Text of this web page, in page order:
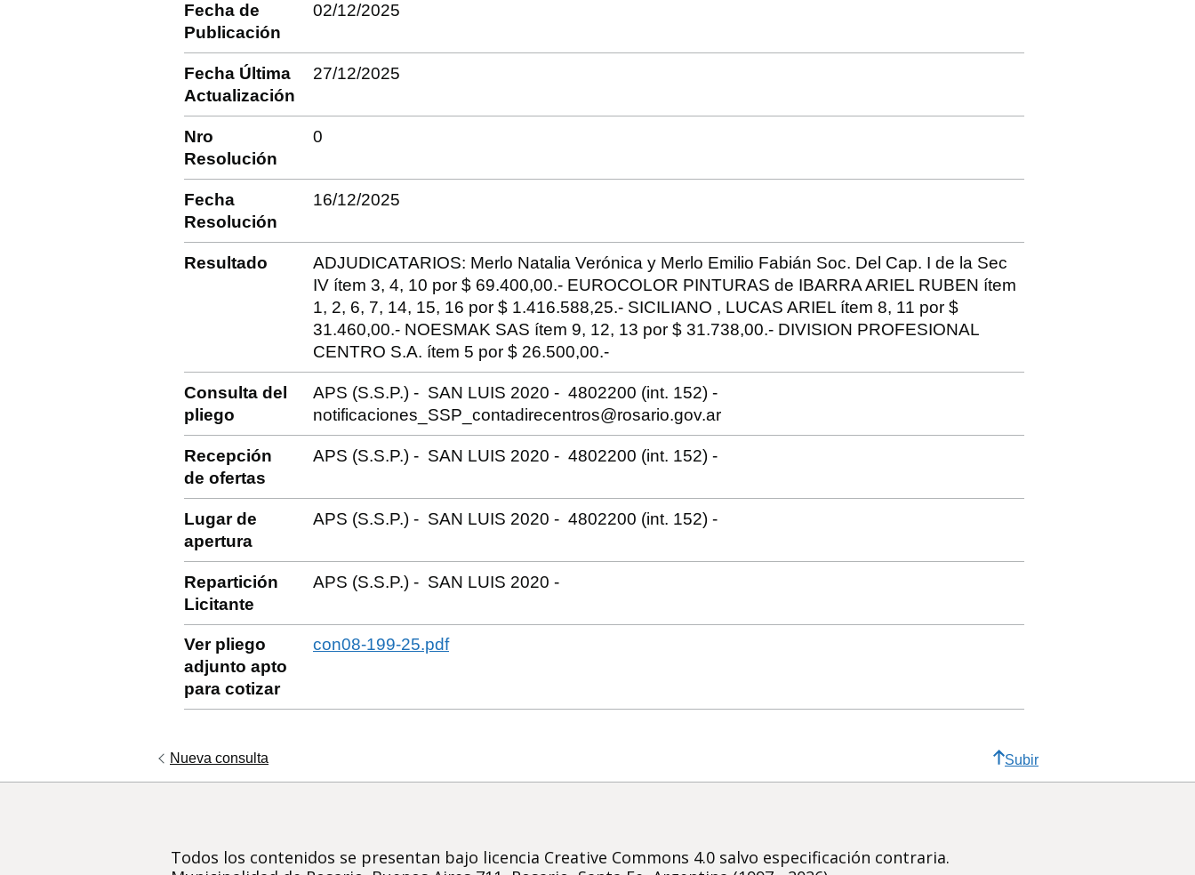
Fecha de
Publicación
02/12/2025
Fecha Última
Actualización
27/12/2025
Nro
Resolución
0
Fecha
Resolución
16/12/2025
Resultado
ADJUDICATARIOS: Merlo Natalia Verónica y Merlo Emilio Fabián Soc. Del Cap. I de la Sec
IV ítem 3, 4, 10 por $ 69.400,00.- EUROCOLOR PINTURAS de IBARRA ARIEL RUBEN ítem
1, 2, 6, 7, 14, 15, 16 por $ 1.416.588,25.- SICILIANO , LUCAS ARIEL ítem 8, 11 por $
31.460,00.- NOESMAK SAS ítem 9, 12, 13 por $ 31.738,00.- DIVISION PROFESIONAL
CENTRO S.A. ítem 5 por $ 26.500,00.-
Consulta del
pliego
APS (S.S.P.) - SAN LUIS 2020 - 4802200 (int. 152) -
notificaciones_SSP_contadirecentros@rosario.gov.ar
Recepción
de ofertas
APS (S.S.P.) - SAN LUIS 2020 - 4802200 (int. 152) -
Lugar de
apertura
APS (S.S.P.) - SAN LUIS 2020 - 4802200 (int. 152) -
Repartición
Licitante
APS (S.S.P.) - SAN LUIS 2020 -
Ver pliego
adjunto apto
para cotizar
con08-199-25.pdf
Nueva consulta Subir
Todos los contenidos se presentan bajo licencia Creative Commons 4.0 salvo especificación contraria.